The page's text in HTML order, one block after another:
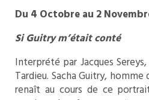
Du 4 Octobre au 2
Si Guitry m’était conté
Interprété par Jacques
Tardieu. Sacha Guitry,
renaît au cours de ce